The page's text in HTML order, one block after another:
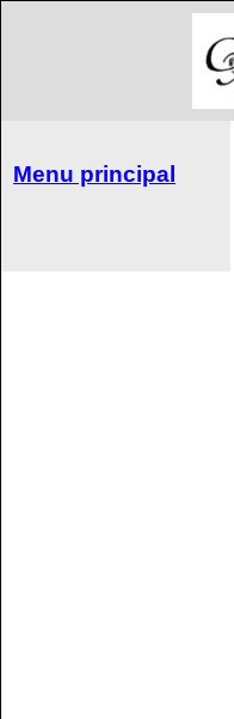
Menu principal